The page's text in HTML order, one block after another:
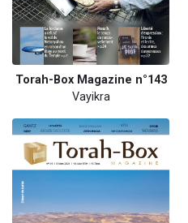
Torah-Box Magazine n°143
Vayikra